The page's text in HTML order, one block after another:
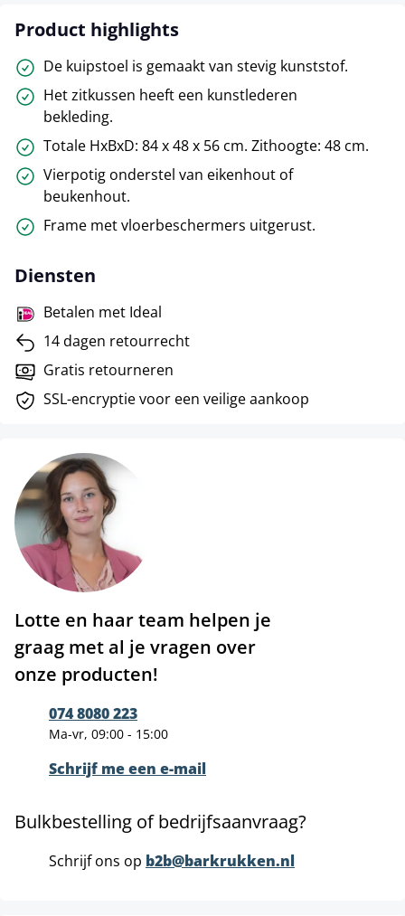
Product highlights
De kuipstoel is gemaakt van stevig kunststof.
Het zitkussen heeft een kunstlederen
bekleding.
Totale HxBxD: 84 x 48 x 56 cm. Zithoogte: 48 cm.
Vierpotig onderstel van eikenhout of
beukenhout.
Frame met vloerbeschermers uitgerust.
Diensten
Betalen met Ideal
14 dagen retourrecht
Gratis retourneren
SSL-encryptie voor een veilige aankoop
Lotte en haar team helpen je
graag met al je vragen over
onze producten!
074 8080 223
Ma-vr, 09:00 - 15:00
Schrijf me een e-mail
Bulkbestelling of bedrijfsaanvraag?
Schrijf ons op b2b@barkrukken.nl